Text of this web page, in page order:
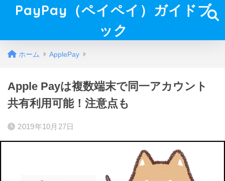
PayPay（ペイペイ）ガイドブ
ック
ホーム ApplePay
Apple Payは複数端末で同一アカウント
共有利用可能！注意点も
2019年10月27日